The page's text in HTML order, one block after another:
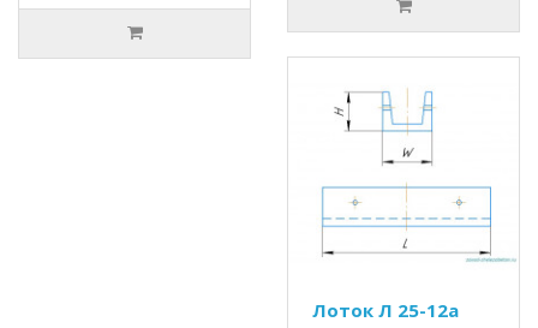
Лоток Л 25-12а